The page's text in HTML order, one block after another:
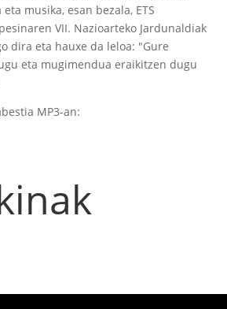
musika, esan bezala, ETS
VII. Nazioarteko Jardunaldiak
dira eta hauxe da leloa: "Gure
eta mugimendua eraikitzen dugu
MP3-an: